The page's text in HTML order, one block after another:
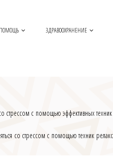
ЗДРАВООХРАНЕНИЕ
стрессом с помощью эффективных
со стрессом с помощью техник